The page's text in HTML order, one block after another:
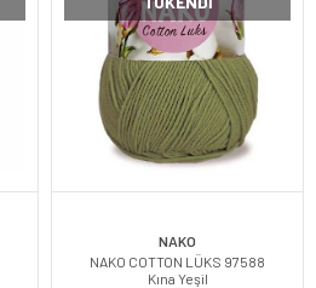
NAKO
NAKO COTTON LÜKS 97588
Kına Yeşil